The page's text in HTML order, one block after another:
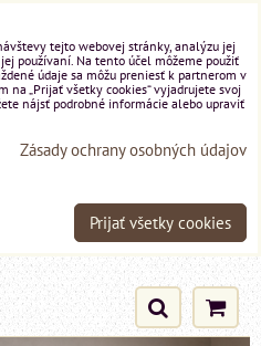
tejto webovej stránky, analýzu jej
používaní. Na tento účel môžeme použiť
údaje sa môžu preniesť k partnerom v
na „Prijať všetky cookies“ vyjadrujete svoj
nájsť podrobné informácie alebo upraviť
Zásady ochrany osobných údajov
Prijať všetky cookies